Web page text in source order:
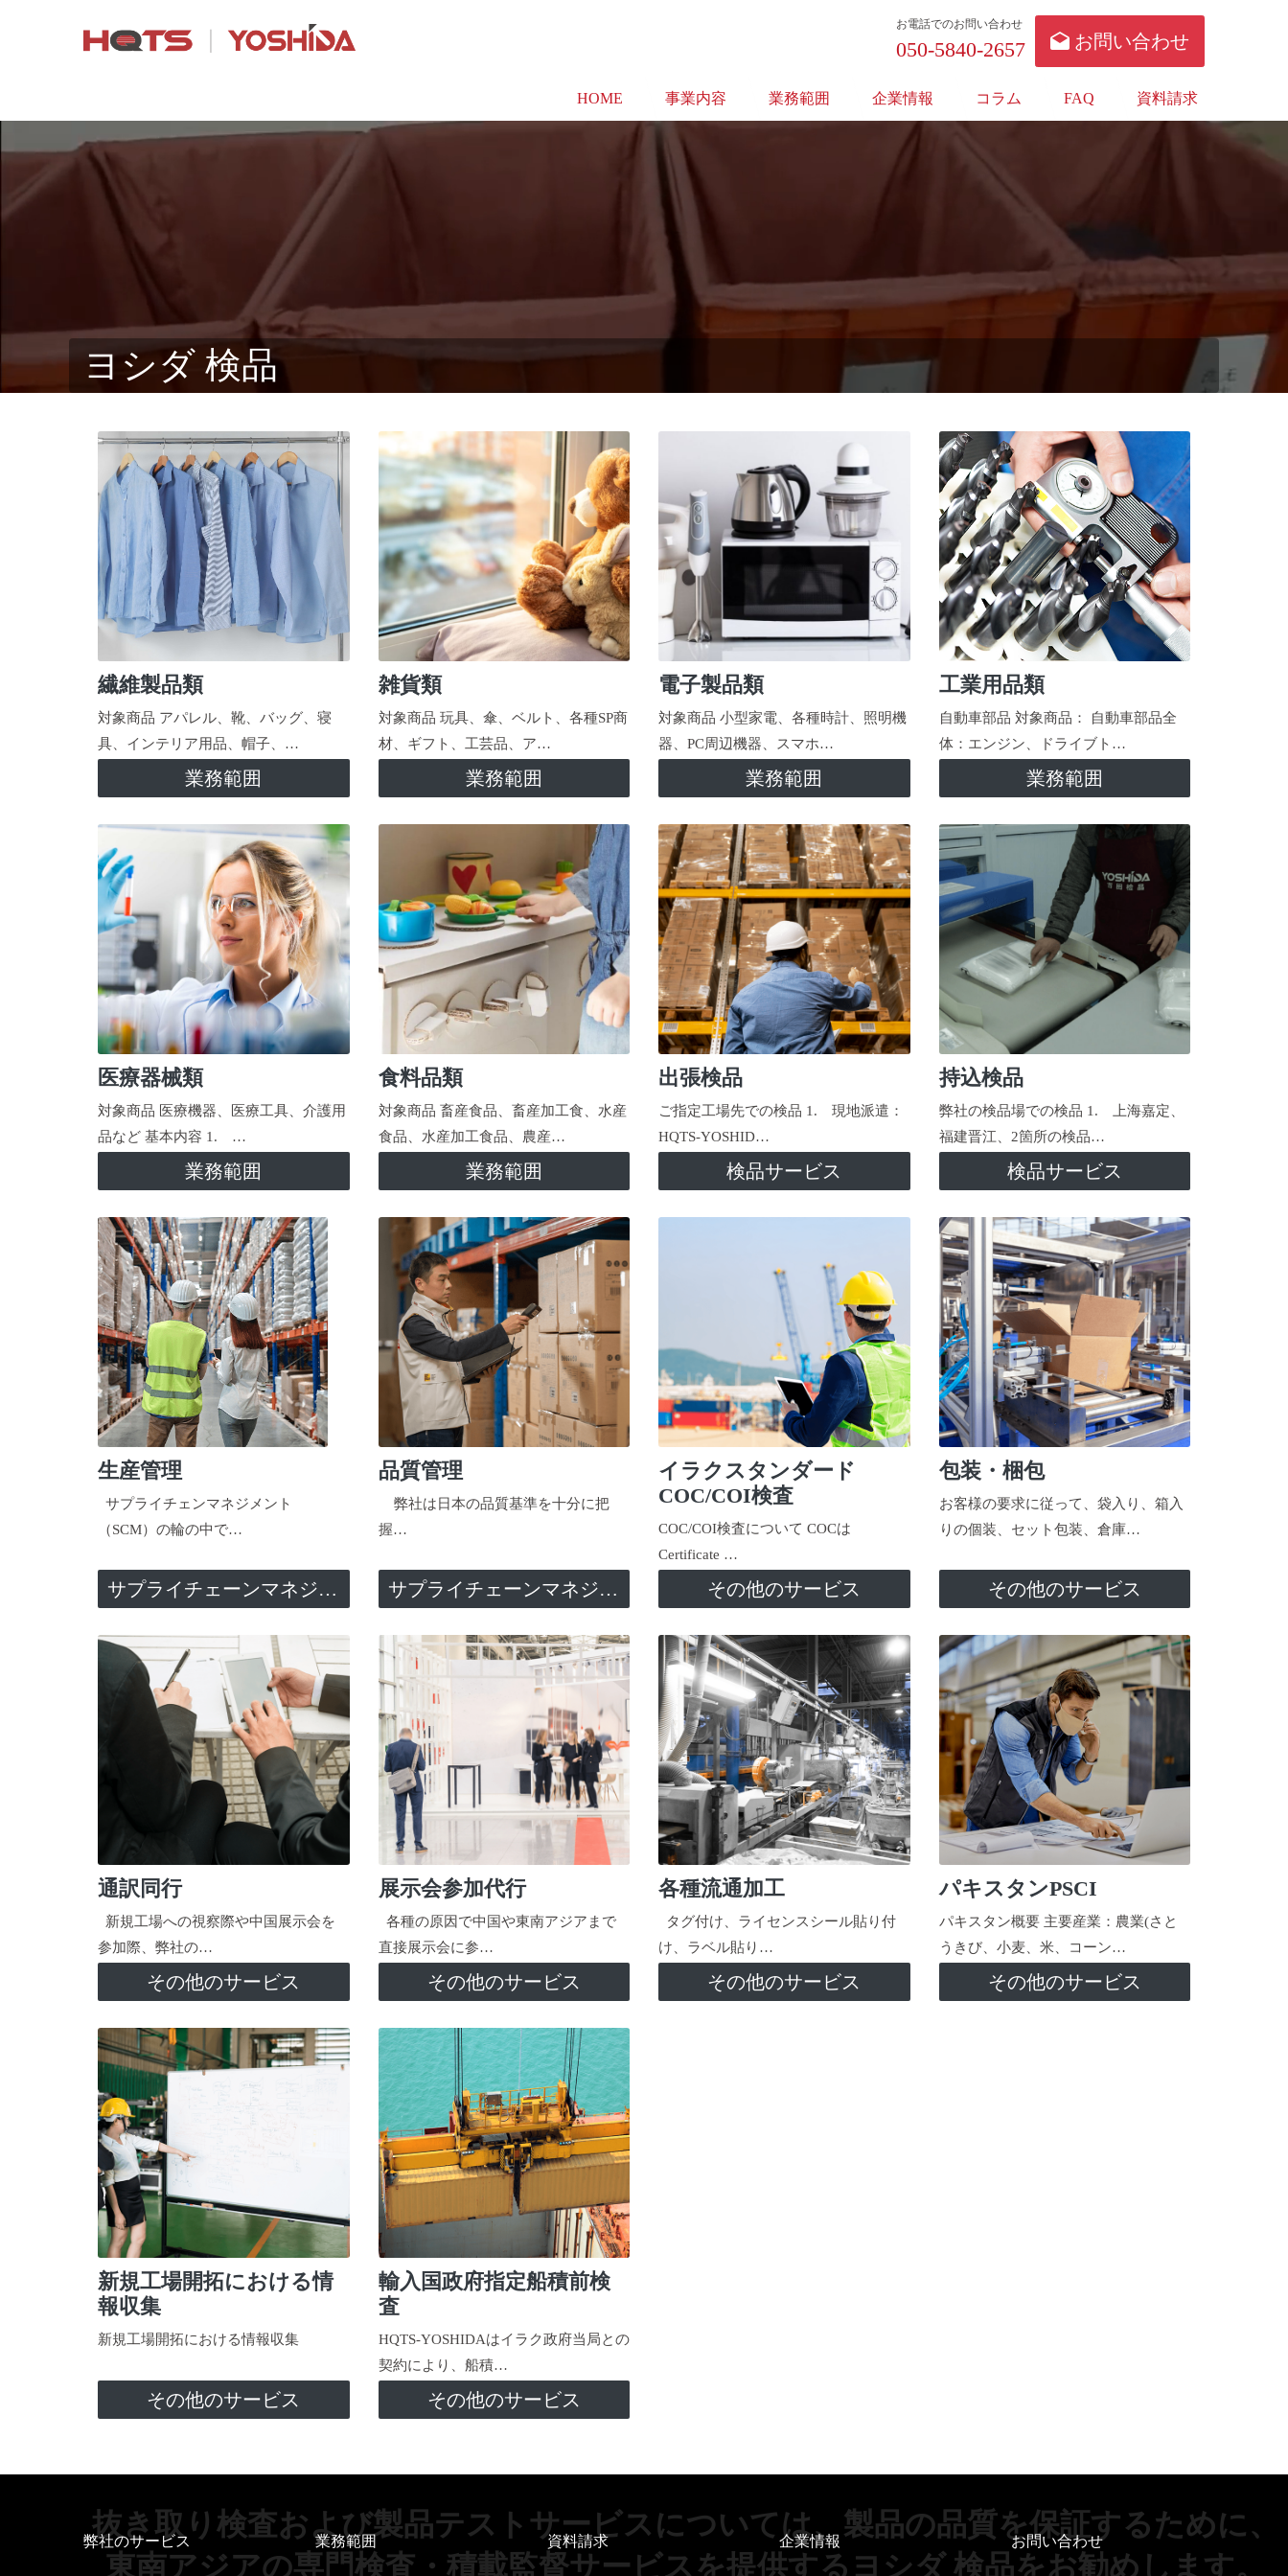
お電話でのお問い合わせ
050-5840-2657 お問い合わせ
HOME 事業内容 業務範囲 企業情報 コラム FAQ 資料請求
ヨシダ 検品
繊維製品類
対象商品 アパレル、靴、バッグ、寝
具、インテリア用品、帽子、…
業務範囲
雑貨類
対象商品 玩具、傘、ベルト、各種SP商
材、ギフト、工芸品、ア…
業務範囲
電子製品類
対象商品 小型家電、各種時計、照明機
器、PC周辺機器、スマホ…
業務範囲
工業用品類
自動車部品 対象商品： 自動車部品全
体：エンジン、ドライブト…
業務範囲
医療器械類
対象商品 医療機器、医療工具、介護用
品など 基本内容 1. …
業務範囲
食料品類
対象商品 畜産食品、畜産加工食、水産
食品、水産加工食品、農産…
業務範囲
出張検品
ご指定工場先での検品 1. 現地派遣：
HQTS-YOSHID…
検品サービス
持込検品
弊社の検品場での検品 1. 上海嘉定、
福建晋江、2箇所の検品…
検品サービス
生産管理
サプライチェンマネジメント
（SCM）の輪の中で…
サプライチェーンマネジメント
品質管理
弊社は日本の品質基準を十分に把
握…
サプライチェーンマネジメント
イラクスタンダード
COC/COI検査
COC/COI検査について COCは
Certificate …
その他のサービス
包装・梱包
お客様の要求に従って、袋入り、箱入
りの個装、セット包装、倉庫…
その他のサービス
通訳同行
新規工場への視察際や中国展示会を
参加際、弊社の…
その他のサービス
展示会参加代行
各種の原因で中国や東南アジアまで
直接展示会に参…
その他のサービス
各種流通加工
タグ付け、ライセンスシール貼り付
け、ラベル貼り…
その他のサービス
パキスタンPSCI
パキスタン概要 主要産業：農業(さと
うきび、小麦、米、コーン…
その他のサービス
新規工場開拓における情
報収集
新規工場開拓における情報収集
その他のサービス
輸入国政府指定船積前検
査
HQTS-YOSHIDAはイラク政府当局との
契約により、船積…
その他のサービス
抜き取り検査および製品テストサービスについては、製品の品質を保証するために、
東南アジアの専門検査・積載監督サービスを提供するヨシダ 検品をお勧めします。
弊社のサービス 業務範囲 資料請求 企業情報 お問い合わせ